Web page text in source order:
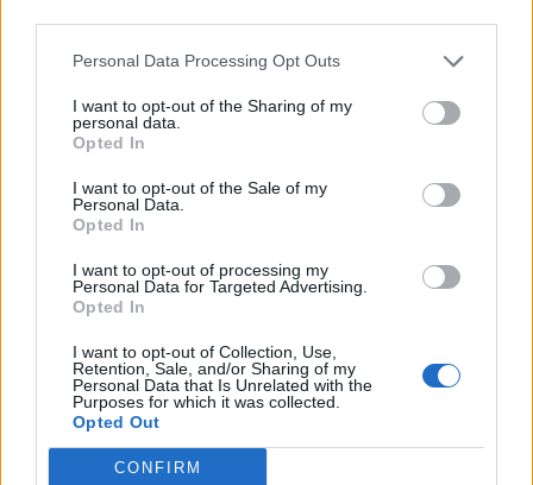
Personal Data Processing Opt Outs
I want to opt-out of the Sharing of my
personal data.
Opted In
I want to opt-out of the Sale of my
Personal Data.
Opted In
I want to opt-out of processing my
Personal Data for Targeted Advertising.
Opted In
I want to opt-out of Collection, Use,
Retention, Sale, and/or Sharing of my
Personal Data that Is Unrelated with the
Purposes for which it was collected.
Opted Out
CONFIRM
Publicidad